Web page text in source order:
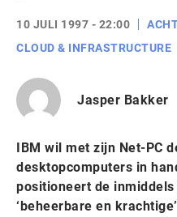
10 JULI 1997 - 22:00
CLOUD & INFRASTRUCTURE
Jasper Bakker
IBM wil met zijn Net-PC
desktopcomputers in
positioneert de
‘beheerbare en